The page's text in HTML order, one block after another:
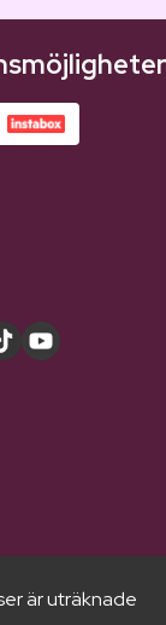
är uträknade